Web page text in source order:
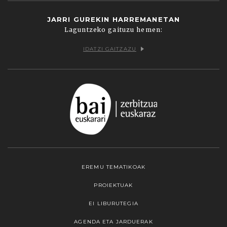
JARRI GUREKIN HARREMANETAN
Laguntzeko gaituzu hemen:
IDATZI GAITZAZU
EREMU TEMATIKOAK
PROIEKTUAK
EI LIBURUTEGIA
AGENDA ETA JARDUERAK